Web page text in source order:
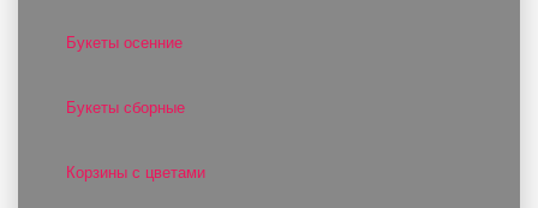
Букеты осенние
Букеты сборные
Корзины с цветами